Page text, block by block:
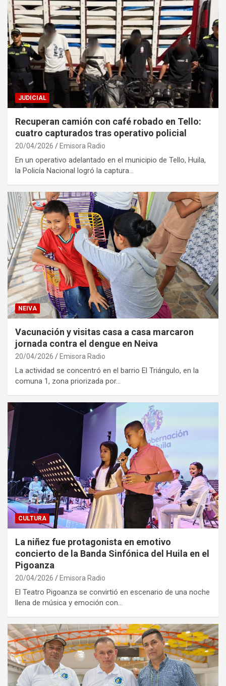
JUDICIAL
Recuperan camión con café robado en Tello:
cuatro capturados tras operativo policial
20/04/2026 Emisora Radio
En un operativo adelantado en el municipio de Tello, Huila,
la Policía Nacional logró la captura…
NEIVA
Vacunación y visitas casa a casa marcaron
jornada contra el dengue en Neiva
20/04/2026 Emisora Radio
La actividad se concentró en el barrio El Triángulo, en la
comuna 1, zona priorizada por…
CULTURA
La niñez fue protagonista en emotivo
concierto de la Banda Sinfónica del Huila en el
Pigoanza
20/04/2026 Emisora Radio
El Teatro Pigoanza se convirtió en escenario de una noche
llena de música y emoción con…